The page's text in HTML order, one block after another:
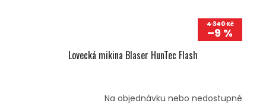
4 340 Kč
–9 %
Lovecká mikina Blaser HunTec Flash
Na objednávku nebo nedostupné